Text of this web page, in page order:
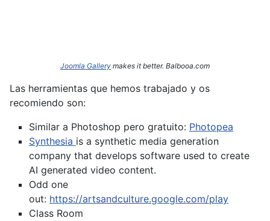
Joomla Gallery makes it better. Balbooa.com
Las herramientas que hemos trabajado y os
recomiendo son:
Similar a Photoshop pero gratuito: Photopea
Synthesia is a synthetic media generation
company that develops software used to create
AI generated video content.
Odd one
out: https://artsandculture.google.com/play
Class Room